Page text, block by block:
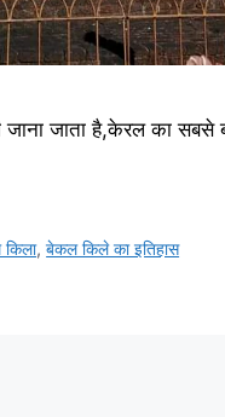
जाता है,केरल का सबसे
,बेकल किले का इतिहास